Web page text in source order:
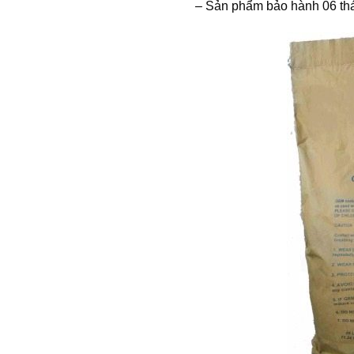
– Sản phẩm bảo hành 06